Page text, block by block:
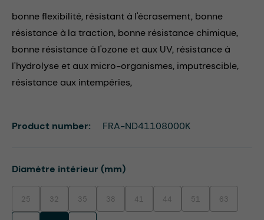
bonne flexibilité, résistant à l'écrasement, bonne
résistance à la traction, bonne résistance chimique,
bonne résistance à l'ozone et aux UV, résistance à
l'hydrolyse et aux micro-organismes, imputrescible,
résistance aux intempéries,
Select
Diamètre intérieur (mm)
25(This option is currently unavailable.)
32(This option is currently unavailable.)
35(This option is currently unavailable.)
38(This option is currently unavailable.)
41(This option is currently unavailable.)
44(This option is currently
51(This option is
63(This option
Product number: FRA-ND41108000K